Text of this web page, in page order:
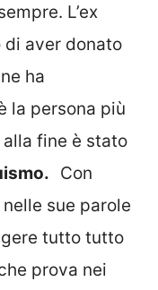
L’ex
aver donato
ha
la persona più
fine è stato
Con
sue parole
tutto tutto
prova nei